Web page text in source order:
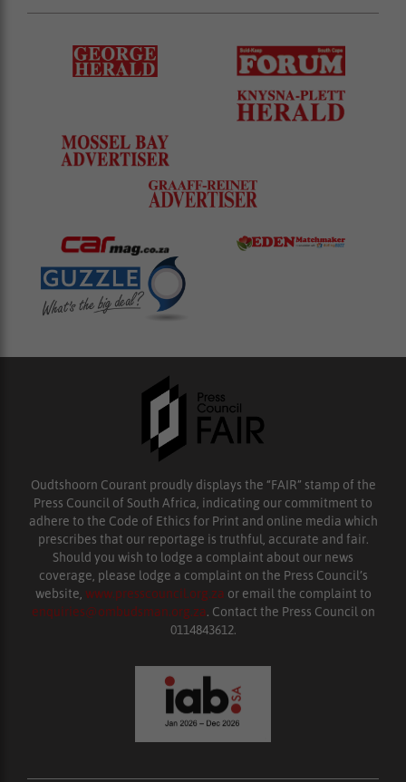
Oudtshoorn Courant proudly displays the “FAIR” stamp of the
Press Council of South Africa, indicating our commitment to
adhere to the Code of Ethics for Print and online media which
prescribes that our reportage is truthful, accurate and fair.
Should you wish to lodge a complaint about our news
coverage, please lodge a complaint on the Press Council’s
website, www.presscouncil.org.za or email the complaint to
enquiries@ombudsman.org.za. Contact the Press Council on
0114843612.